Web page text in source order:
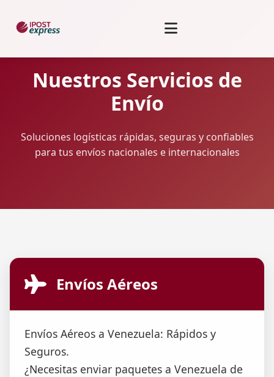
Nuestros Servicios de
Envío
Soluciones logísticas rápidas, seguras y confiables
para tus envíos nacionales e internacionales
Envíos Aéreos
Envíos Aéreos a Venezuela: Rápidos y
Seguros.
¿Necesitas enviar paquetes a Venezuela de